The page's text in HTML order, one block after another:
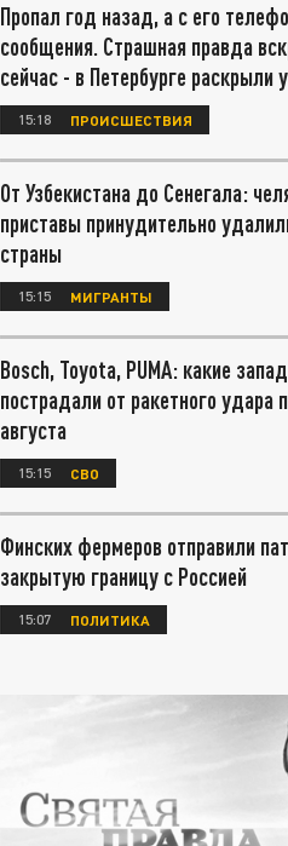
Пропал год назад, а с его
сообщения. Страшная правда
сейчас - в Петербурге раскрыли
15:18 ПРОИСШЕСТВИЯ
От Узбекистана до Сенегала:
приставы принудительно
страны
15:15 МИГРАНТЫ
Bosch, Toyota, PUMA: какие
пострадали от ракетного удара
августа
15:15 СВО
Финских фермеров отправили
закрытую границу с Россией
15:07 ПОЛИТИКА